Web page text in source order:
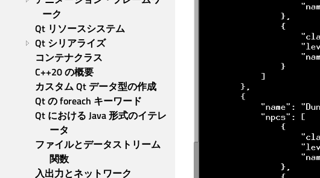
ーク
Qt リソースシステム
Qt シリアライズ
コンテナクラス
C++20 の概要
カスタム Qt データ型の作成
Qt の foreach キーワード
Qt における Java 形式のイテレ
ータ
ファイルとデータストリーム
関数
入出力とネットワーク